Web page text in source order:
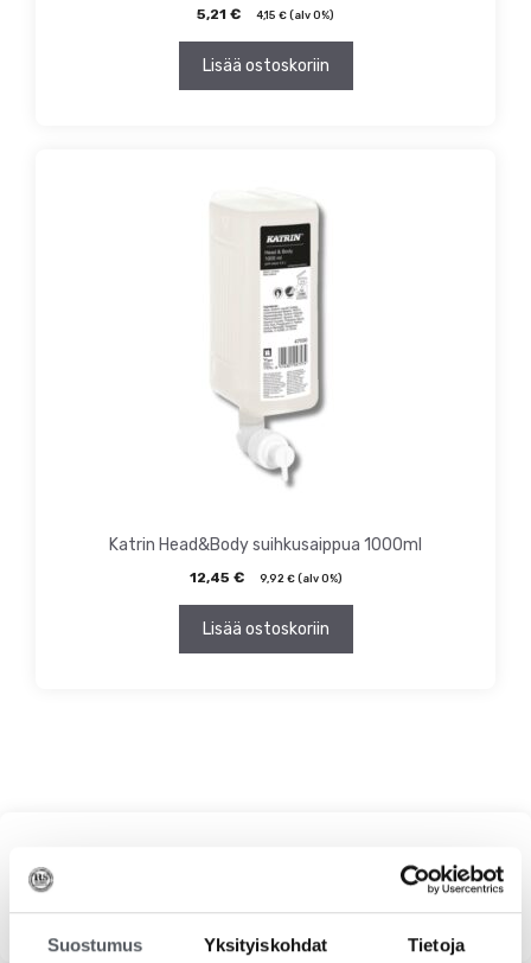
Suostumus Yksityiskohdat Tietoja
5,21 € 4,15 € (alv 0%)
Lisää ostoskoriin
Katrin Head&Body suihkusaippua 1000ml
12,45 € 9,92 €(alv 0%)
Lisää ostoskoriin
Haku